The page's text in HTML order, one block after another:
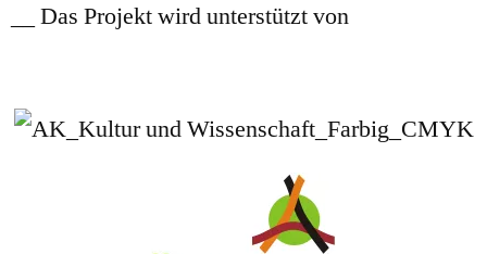
__ Das Projekt wird unterstützt von